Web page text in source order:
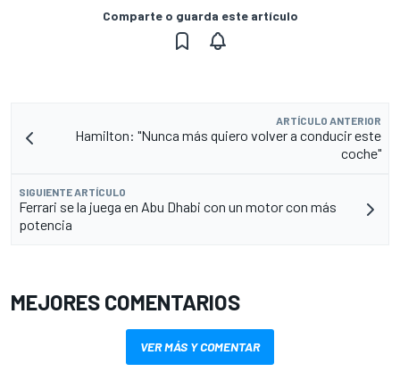
Comparte o guarda este artículo
ARTÍCULO ANTERIOR
Hamilton: "Nunca más quiero volver a conducir este
coche"
SIGUIENTE ARTÍCULO
Ferrari se la juega en Abu Dhabi con un motor con más
potencia
MEJORES COMENTARIOS
VER MÁS Y COMENTAR